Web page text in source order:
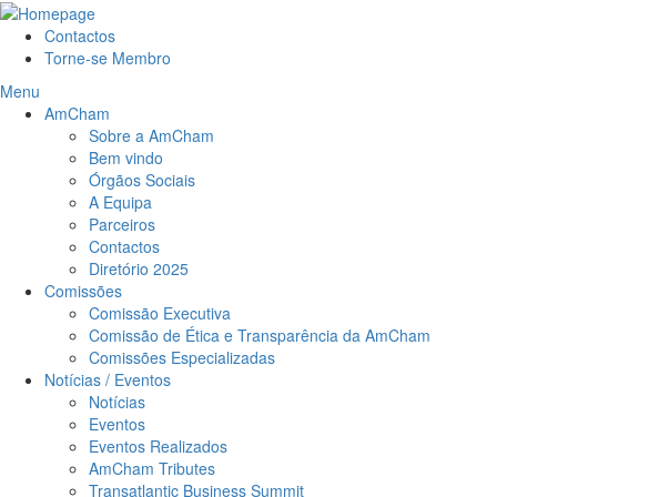
Contactos
Torne-se Membro
Menu
AmCham
Sobre a AmCham
Bem vindo
Órgãos Sociais
A Equipa
Parceiros
Contactos
Diretório 2025
Comissões
Comissão Executiva
Comissão de Ética e Transparência da AmCham
Comissões Especializadas
Notícias / Eventos
Notícias
Eventos
Eventos Realizados
AmCham Tributes
Transatlantic Business Summit